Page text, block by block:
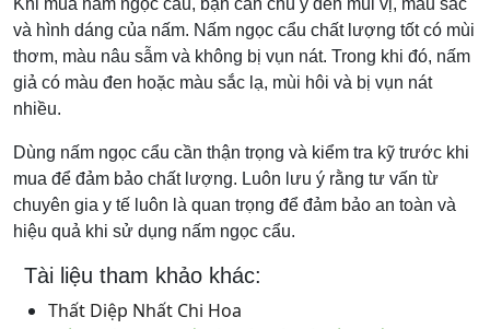
Khi mua nấm ngọc cẩu, bạn cần chú ý đến mùi vị, màu sắc
và hình dáng của nấm. Nấm ngọc cẩu chất lượng tốt có mùi
thơm, màu nâu sẫm và không bị vụn nát. Trong khi đó, nấm
giả có màu đen hoặc màu sắc lạ, mùi hôi và bị vụn nát
nhiều.
Dùng nấm ngọc cẩu cần thận trọng và kiểm tra kỹ trước khi
mua để đảm bảo chất lượng. Luôn lưu ý rằng tư vấn từ
chuyên gia y tế luôn là quan trọng để đảm bảo an toàn và
hiệu quả khi sử dụng nấm ngọc cẩu.
Tài liệu tham khảo khác:
Thất Diệp Nhất Chi Hoa